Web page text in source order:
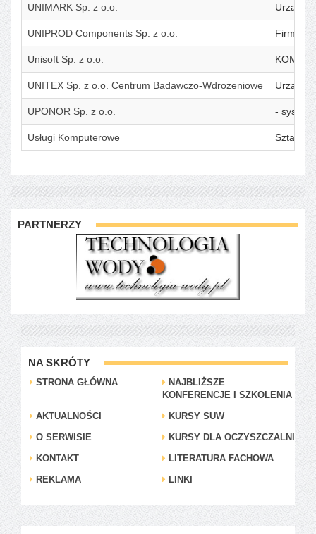
UNIMARK Sp. z o.o.
UNIPROD Components Sp. z o.o. Firma
Unisoft Sp. z o.o.
UNITEX Sp. z o.o. Centrum Badawczo-Wdrożeniowe
UPONOR Sp. z o.o. -
Usługi Komputerowe
PARTNERZY
NA SKRÓTY
STRONA GŁÓWNA
NAJBLIŻSZE
KONFERENCJE I SZKOLENIA
AKTUALNOŚCI
KURSY SUW
O SERWISIE
KURSY DLA OCZYSZCZALNI
KONTAKT
LITERATURA FACHOWA
REKLAMA
LINKI